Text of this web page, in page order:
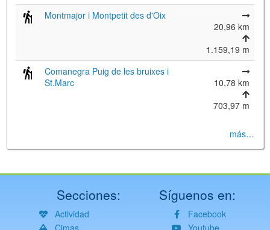
Montmajor i Montpetit des d'Oix
20,96 km
1.159,19 m
Comanegra Puig de les bruixes i
St.Marc
10,78 km
703,97 m
más…
Secciones:
Actividad
Cimas
Síguenos en:
Facebook
Youtube